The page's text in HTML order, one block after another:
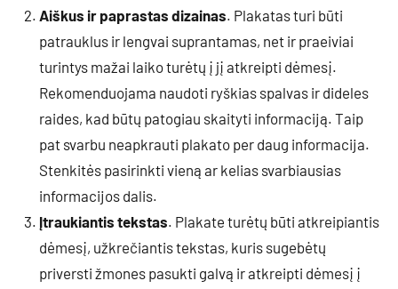
Aiškus ir paprastas dizainas. Plakatas turi būti
patrauklus ir lengvai suprantamas, net ir praeiviai
turintys mažai laiko turėtų į jį atkreipti dėmesį.
Rekomenduojama naudoti ryškias spalvas ir dideles
raides, kad būtų patogiau skaityti informaciją. Taip
pat svarbu neapkrauti plakato per daug informacija.
Stenkitės pasirinkti vieną ar kelias svarbiausias
informacijos dalis.
Įtraukiantis tekstas. Plakate turėtų būti atkreipiantis
dėmesį, užkrečiantis tekstas, kuris sugebėtų
priversti žmones pasukti galvą ir atkreipti dėmesį į